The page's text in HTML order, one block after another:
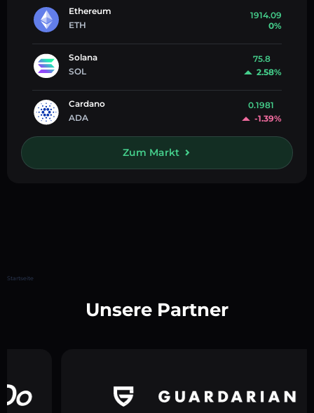
Ethereum
ETH
1914.09
0%
Solana
SOL
75.8
2.58%
Cardano
ADA
0.1981
-1.39%
Zum Markt
Startseite
Unsere Partner